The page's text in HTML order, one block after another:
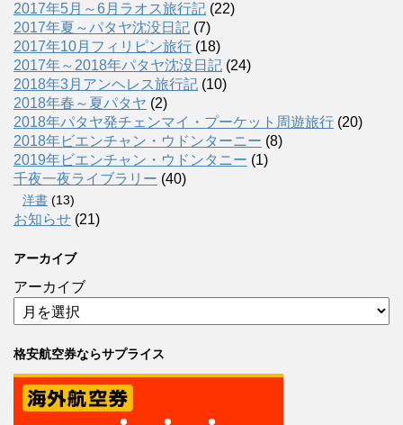
2017年5月～6月ラオス旅行記 (22)
2017年夏～パタヤ沈没日記 (7)
2017年10月フィリピン旅行 (18)
2017年～2018年パタヤ沈没日記 (24)
2018年3月アンヘレス旅行記 (10)
2018年春～夏パタヤ (2)
2018年パタヤ発チェンマイ・プーケット周遊旅行 (20)
2018年ビエンチャン・ウドンターニー (8)
2019年ビエンチャン・ウドンタニー (1)
千夜一夜ライブラリー (40)
洋書 (13)
お知らせ (21)
アーカイブ
アーカイブ
格安航空券ならサプライス